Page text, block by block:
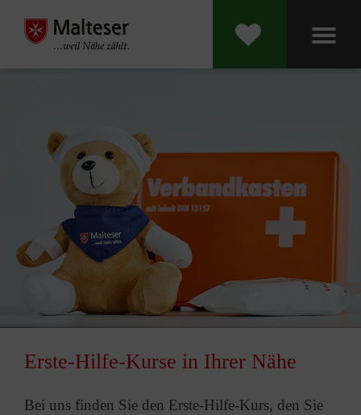
Erste-Hilfe-Kurse in Ihrer Nähe
Bei uns finden Sie den Erste-Hilfe-Kurs, den Sie